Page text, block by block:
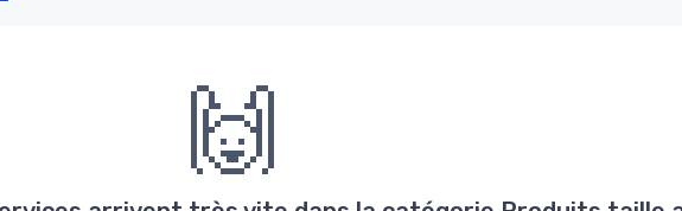
🙌